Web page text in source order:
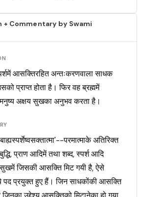
+ Commentary by Swami
आसक्तिरहित अन्तःकरणवाला साधक
प्राप्त होता है। फिर वह ब्रह्ममें
अक्षय सुखका अनुभव करता है।
परमात्माके अतिरिक्त
प्राण आदिमें तथा शब्द, स्पर्श आदि
जिसकी आसक्ति मिट गयी है, ऐसे
प्रयुक्त हुए हैं। जिन साधकोंकी आसक्ति